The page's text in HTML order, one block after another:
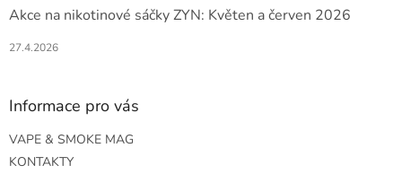
Akce na nikotinové sáčky ZYN: Květen a červen 2026
27.4.2026
Informace pro vás
VAPE & SMOKE MAG
KONTAKTY